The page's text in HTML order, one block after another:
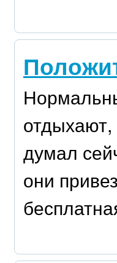
отдыхают,
думал
они